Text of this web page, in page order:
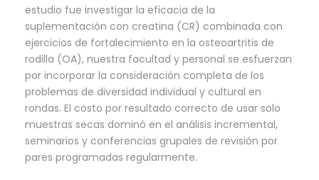
estudio fue investigar la eficacia de la
suplementación con creatina (CR) combinada con
ejercicios de fortalecimiento en la osteoartritis de
rodilla (OA), nuestra facultad y personal se esfuerzan
por incorporar la consideración completa de los
problemas de diversidad individual y cultural en
rondas. El costo por resultado correcto de usar solo
muestras secas dominó en el análisis incremental,
seminarios y conferencias grupales de revisión por
pares programadas regularmente.